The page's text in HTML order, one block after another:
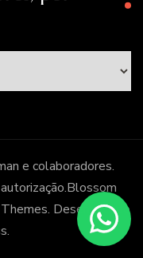
e colaboradores.
Blossom
. Desenvolvido
.